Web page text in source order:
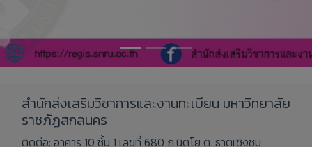
สำนักส่งเสริมวิชาการและงานทะเบียน มหาวิทยาลัย
ราชภัฏสกลนคร
ติดต่อ: อาคาร 10 ชั้น 1 เลขที่ 680 ถ.นิตโย ต. ธาตุเชิงชุม